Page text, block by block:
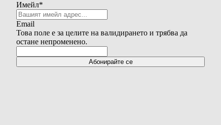
Имейл*
Email
Това поле е за целите на валидирането и трябва да
остане непроменено.